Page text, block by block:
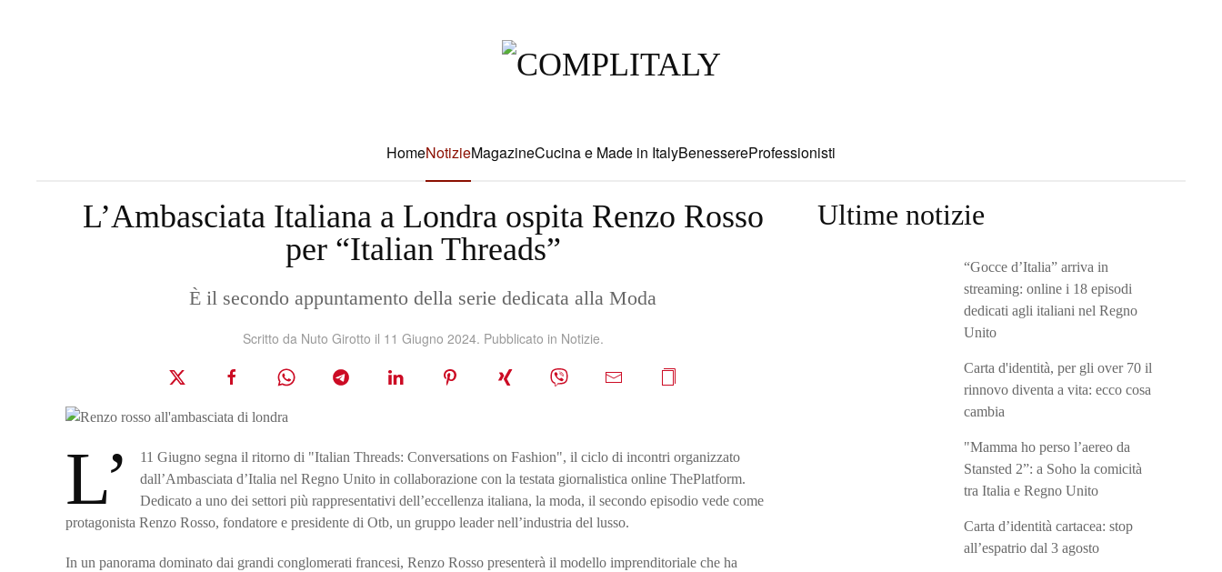
HomeNotizieMagazineCucina e Made in ItalyBenessereProfessionisti
L’Ambasciata Italiana a Londra ospita Renzo Rosso
per “Italian Threads”
È il secondo appuntamento della serie dedicata alla Moda
Scritto da Nuto Girotto il 11 Giugno 2024. Pubblicato in Notizie.
L’
11 Giugno segna il ritorno di "Italian Threads: Conversations on Fashion", il ciclo di incontri organizzato
dall’Ambasciata d’Italia nel Regno Unito in collaborazione con la testata giornalistica online ThePlatform.
Dedicato a uno dei settori più rappresentativi dell’eccellenza italiana, la moda, il secondo episodio vede come
protagonista Renzo Rosso, fondatore e presidente di Otb, un gruppo leader nell’industria del lusso.
In un panorama dominato dai grandi conglomerati francesi, Renzo Rosso presenterà il modello imprenditoriale che ha
Ultime notizie
“Gocce d’Italia” arriva in
streaming: online i 18 episodi
dedicati agli italiani nel Regno
Unito
Carta d'identità, per gli over 70 il
rinnovo diventa a vita: ecco cosa
cambia
"Mamma ho perso l’aereo da
Stansted 2”: a Soho la comicità
tra Italia e Regno Unito
Carta d’identità cartacea: stop
all’espatrio dal 3 agosto